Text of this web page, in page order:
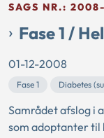
SAGS NR.:
Fase 1 /
01-12-2008
Fase 1 Diabetes
Samrådet afslog i
som adoptanter til